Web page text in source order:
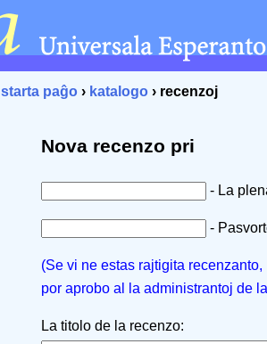
starta paĝo › katalogo › recenzoj
Nova recenzo pri
- La
-
(Se vi ne estas rajtigita
por aprobo al la administrantoj de
La titolo de la recenzo: